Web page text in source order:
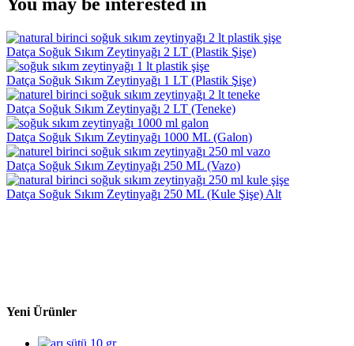
You may be interested in
Datça Soğuk Sıkım Zeytinyağı 2 LT (Plastik Şişe)
Datça Soğuk Sıkım Zeytinyağı 1 LT (Plastik Şişe)
Datça Soğuk Sıkım Zeytinyağı 2 LT (Teneke)
Datça Soğuk Sıkım Zeytinyağı 1000 ML (Galon)
Datça Soğuk Sıkım Zeytinyağı 250 ML (Vazo)
Datça Soğuk Sıkım Zeytinyağı 250 ML (Kule Şişe) Alt
Yeni Ürünler